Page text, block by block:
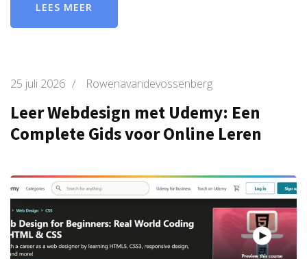
LEES MEER
25 juli 2026 / Rowenavandevossenberg
Leer Webdesign met Udemy: Een
Complete Gids voor Online Leren